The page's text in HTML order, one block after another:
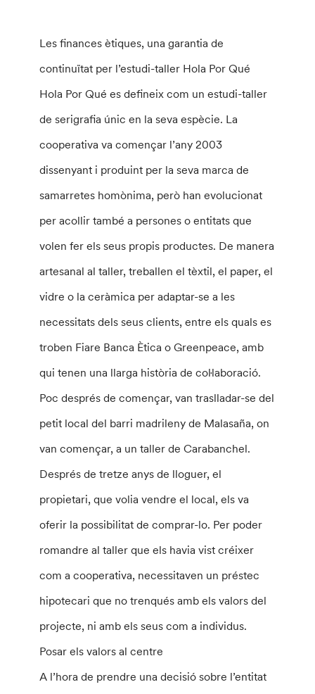
Les finances ètiques, una garantia de
continuïtat per l’estudi-taller Hola Por Qué
Hola Por Qué es defineix com un estudi-taller
de serigrafia únic en la seva espècie. La
cooperativa va començar l’any 2003
dissenyant i produint per la seva marca de
samarretes homònima, però han evolucionat
per acollir també a persones o entitats que
volen fer els seus propis productes. De manera
artesanal al taller, treballen el tèxtil, el paper, el
vidre o la ceràmica per adaptar-se a les
necessitats dels seus clients, entre els quals es
troben Fiare Banca Ètica o Greenpeace, amb
qui tenen una llarga història de col·laboració.
Poc després de començar, van traslladar-se del
petit local del barri madrileny de Malasaña, on
van començar, a un taller de Carabanchel.
Després de tretze anys de lloguer, el
propietari, que volia vendre el local, els va
oferir la possibilitat de comprar-lo. Per poder
romandre al taller que els havia vist créixer
com a cooperativa, necessitaven un préstec
hipotecari que no trenqués amb els valors del
projecte, ni amb els seus com a individus.
Posar els valors al centre
A l’hora de prendre una decisió sobre l’entitat